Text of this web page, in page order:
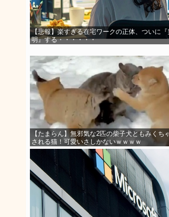
【悲報】楽すぎる在宅ワークの正体、ついに『
明』する・・・・・・
【たまらん】無邪気な2匹の柴子犬ともみくち
される猫！可愛いさしかないｗｗｗｗ